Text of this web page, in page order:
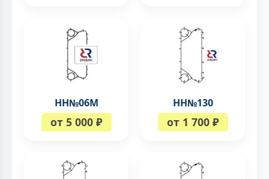
НН№06М
от 5 000 ₽
НН№130
от 1 700 ₽